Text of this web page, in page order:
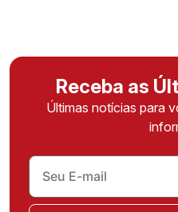
Receba as
Últimas notícias para